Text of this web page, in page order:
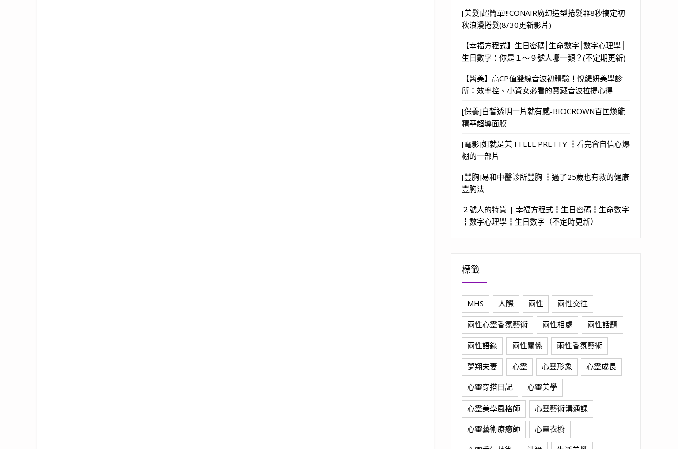
[美髮]超簡單!!!CONAIR魔幻造型捲髮器8秒搞定初
秋浪漫捲髮(8/30更新影片)
【幸福方程式】生日密碼⎮生命數字⎮數字心理學⎮
生日數字：你是１～９號人哪一類？(不定期更新)
【醫美】高CP值雙線音波初體驗！悅緹妍美學診
所：效率控、小資女必看的寶藏音波拉提心得
[保養]白皙透明一片就有感-BIOCROWN百匡煥能
精華超導面膜
[電影]姐就是美 I FEEL PRETTY ┇看完會自信心爆
棚的一部片
[豐胸]易和中醫診所豐胸 ┇過了25歲也有救的健康
豐胸法
２號人的特質 | 幸福方程式┇生日密碼┇生命數字
┇數字心理學┇生日數字（不定時更新）
標籤
MHS 人際 兩性 兩性交往
兩性心靈香氛藝術 兩性相處 兩性話題
兩性語錄 兩性關係 兩性香氛藝術
夢翔夫妻 心靈 心靈形象 心靈成長
心靈穿搭日記 心靈美學
心靈美學風格師 心靈藝術溝通課
心靈藝術療癒師 心靈衣櫥